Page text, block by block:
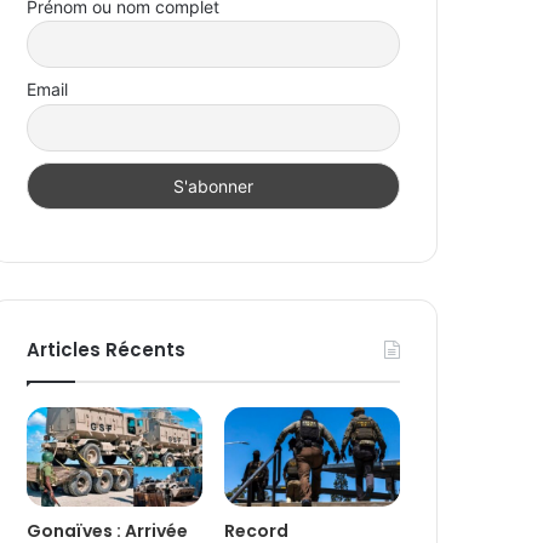
Prénom ou nom complet
Email
Articles Récents
Gonaïves : Arrivée
Record